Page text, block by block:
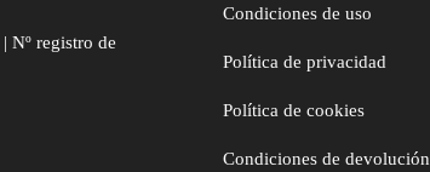
Nº registro de
Condiciones de uso
Política de privacidad
Política de cookies
Condiciones de devolución